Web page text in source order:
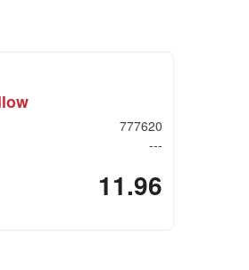
777620
---
11.96